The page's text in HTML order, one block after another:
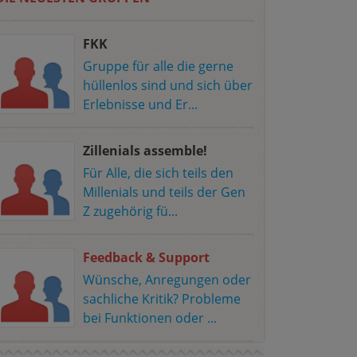
FKK
Gruppe für alle die gerne
hüllenlos sind und sich über
Erlebnisse und Er...
Zillenials assemble!
Für Alle, die sich teils den
Millenials und teils der Gen
Z zugehörig fü...
Feedback & Support
Wünsche, Anregungen oder
sachliche Kritik? Probleme
bei Funktionen oder ...